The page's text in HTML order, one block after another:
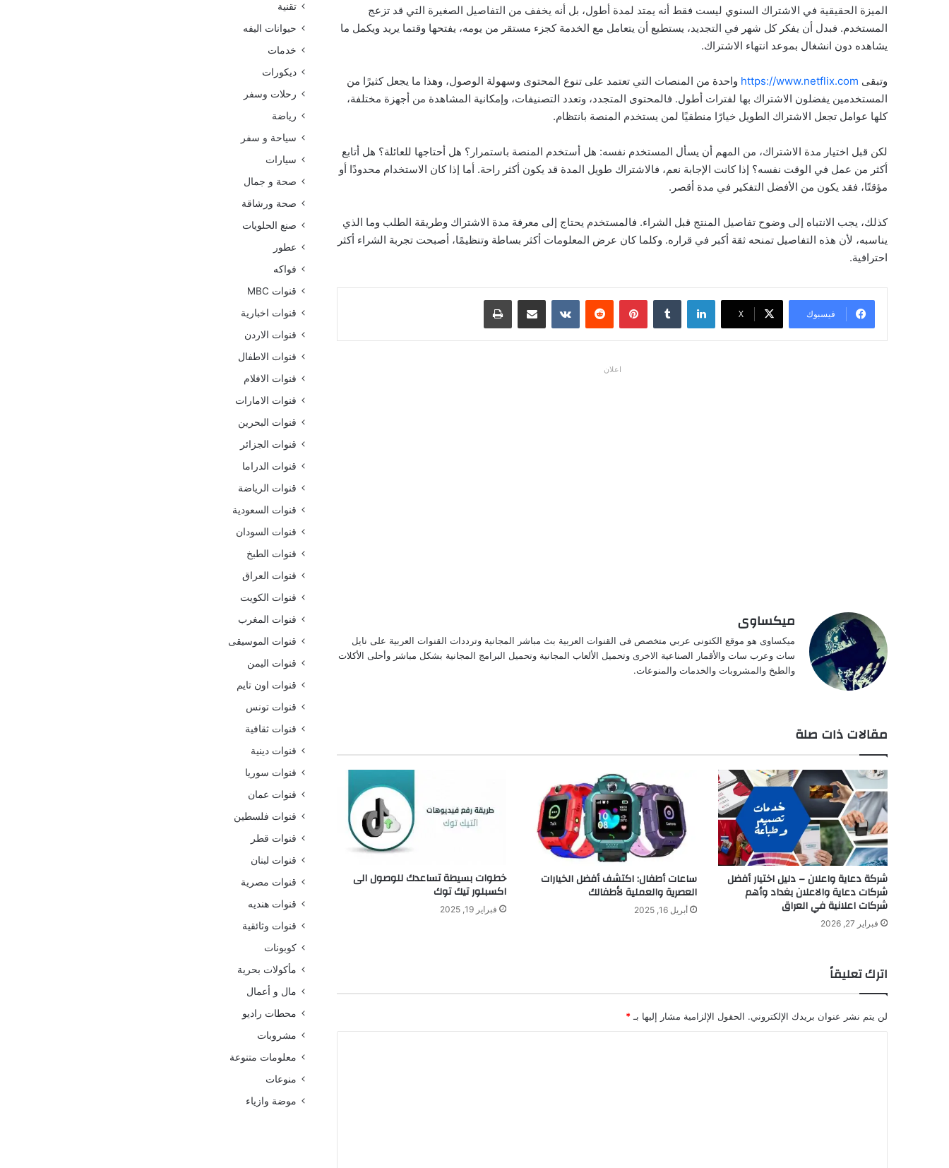
الميزة الحقيقية في الاشتراك السنوي ليست فقط أنه يمتد لمدة أطول، بل أنه يخفف من التفاصيل الصغيرة التي قد تزعج
المستخدم. فبدل أن يفكر كل شهر في التجديد، يستطيع أن يتعامل مع الخدمة كجزء مستقر من يومه، يفتحها وقتما يريد ويكمل ما
يشاهده دون انشغال بموعد انتهاء الاشتراك.
وتبقى https://www.netflix.com واحدة من المنصات التي تعتمد على تنوع المحتوى وسهولة الوصول، وهذا ما يجعل كثيرًا من
المستخدمين يفضلون الاشتراك بها لفترات أطول. فالمحتوى المتجدد، وتعدد التصنيفات، وإمكانية المشاهدة من أجهزة مختلفة،
كلها عوامل تجعل الاشتراك الطويل خيارًا منطقيًا لمن يستخدم المنصة بانتظام.
لكن قبل اختيار مدة الاشتراك، من المهم أن يسأل المستخدم نفسه: هل أستخدم المنصة باستمرار؟ هل أحتاجها للعائلة؟ هل أتابع
أكثر من عمل في الوقت نفسه؟ إذا كانت الإجابة نعم، فالاشتراك طويل المدة قد يكون أكثر راحة. أما إذا كان الاستخدام محدودًا أو
مؤقتًا، فقد يكون من الأفضل التفكير في مدة أقصر.
كذلك، يجب الانتباه إلى وضوح تفاصيل المنتج قبل الشراء. فالمستخدم يحتاج إلى معرفة مدة الاشتراك وطريقة الطلب وما الذي
يناسبه، لأن هذه التفاصيل تمنحه ثقة أكبر في قراره. وكلما كان عرض المعلومات أكثر بساطة وتنظيمًا، أصبحت تجربة الشراء أكثر
احترافية.
فيسبوك ‫X
لينكدإن بينتيريست مشاركة عبر البريد طباعة
اعلان
ميكساوى
ميكساوى هو موقع الكتونى عربي متخصص فى القنوات العربية بث مباشر المجانية وترددات القنوات العربية على نايل
سات وعرب سات والأقمار الصناعية الاخرى وتحميل الألعاب المجانية وتحميل البرامج المجانية بشكل مباشر وأحلى الأكلات
والطبخ والمشروبات والخدمات والمنوعات.
مقالات ذات صلة
شركة دعاية واعلان – دليل اختيار أفضل
شركات دعاية والاعلان بغداد وأهم
شركات اعلانية في العراق
فبراير 27, 2026
ساعات أطفال: اكتشف أفضل الخيارات
العصرية والعملية لأطفالك
أبريل 16, 2025
خطوات بسيطة تساعدك للوصول الى
اكسبلور تيك توك
فبراير 19, 2025
اترك تعليقاً
لن يتم نشر عنوان بريدك الإلكتروني. الحقول الإلزامية مشار إليها بـ *
تقنية
حيوانات اليفه
خدمات
ديكورات
رحلات وسفر
رياضة
سياحة و سفر
سيارات
صحة و جمال
صحة ورشاقة
صنع الحلويات
عطور
فواكه
قنوات MBC
قنوات اخبارية
قنوات الاردن
قنوات الاطفال
قنوات الافلام
قنوات الامارات
قنوات البحرين
قنوات الجزائر
قنوات الدراما
قنوات الرياضة
قنوات السعودية
قنوات السودان
قنوات الطبخ
قنوات العراق
قنوات الكويت
قنوات المغرب
قنوات الموسيقى
قنوات اليمن
قنوات اون تايم
قنوات تونس
قنوات ثقافية
قنوات دينية
قنوات سوريا
قنوات عمان
قنوات فلسطين
قنوات قطر
قنوات لبنان
قنوات مصرية
قنوات هنديه
قنوات وثائقية
كوبونات
مأكولات بحرية
مال و أعمال
محطات راديو
مشروبات
معلومات متنوعة
منوعات
موضة وازياء